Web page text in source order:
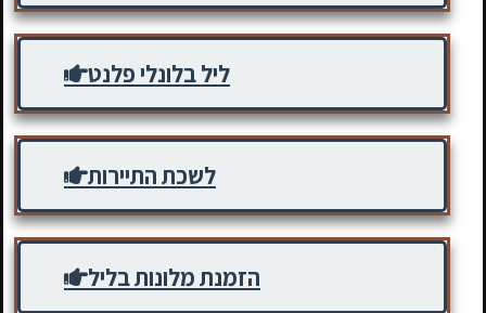
ליל בלונלי פלנט
לשכת התיירות
הזמנת מלונות בליל